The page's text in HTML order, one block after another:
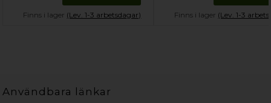
Finns i lager (Lev. 1-3 arbetsdagar) Finns i lager (Lev. 1-3
Användbara länkar